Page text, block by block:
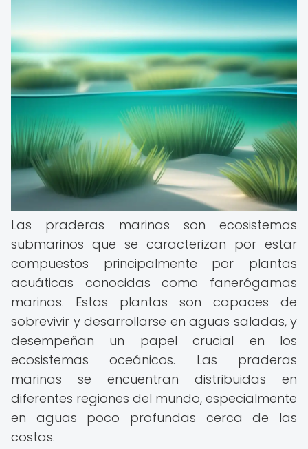
Las praderas marinas son ecosistemas
submarinos que se caracterizan por estar
compuestos principalmente por plantas
acuáticas conocidas como fanerógamas
marinas. Estas plantas son capaces de
sobrevivir y desarrollarse en aguas saladas, y
desempeñan un papel crucial en los
ecosistemas oceánicos. Las praderas
marinas se encuentran distribuidas en
diferentes regiones del mundo, especialmente
en aguas poco profundas cerca de las
costas.